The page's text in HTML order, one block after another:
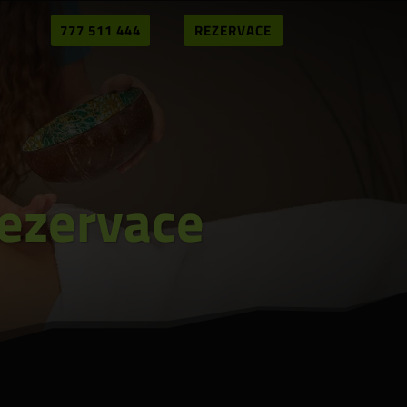
777 511 444 REZERVACE